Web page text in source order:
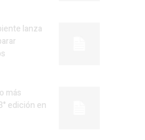
lanza
más
edición en